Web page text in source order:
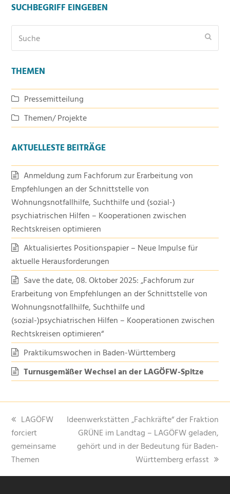
SUCHBEGRIFF EINGEBEN
THEMEN
Pressemitteilung
Themen/ Projekte
AKTUELLESTE BEITRÄGE
Anmeldung zum Fachforum zur Erarbeitung von
Empfehlungen an der Schnittstelle von
Wohnungsnotfallhilfe, Suchthilfe und (sozial-)
psychiatrischen Hilfen – Kooperationen zwischen
Rechtskreisen optimieren
Aktualisiertes Positionspapier – Neue Impulse für
aktuelle Herausforderungen
Save the date, 08. Oktober 2025: „Fachforum zur
Erarbeitung von Empfehlungen an der Schnittstelle von
Wohnungsnotfallhilfe, Suchthilfe und
(sozial-)psychiatrischen Hilfen – Kooperationen zwischen
Rechtskreisen optimieren“
Praktikumswochen in Baden-Württemberg
Turnusgemäßer Wechsel an der LAGÖFW-Spitze
vorheriger
Beitrag:
LAGÖFW
forciert
gemeinsame
Themen
Nächster
Beitrag:
Ideenwerkstätten „Fachkräfte“ der Fraktion
GRÜNE im Landtag – LAGÖFW geladen,
gehört und in der Bedeutung für Baden-
Württemberg erfasst